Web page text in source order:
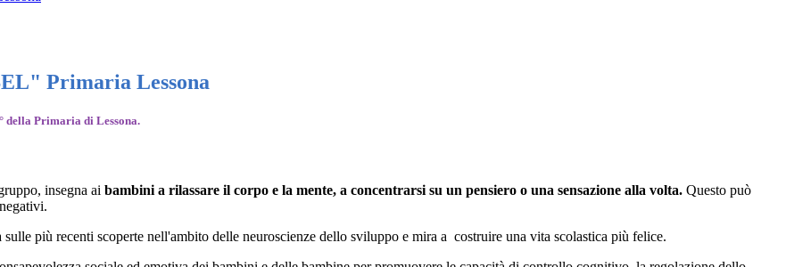
Primaria Lessona
della Primaria di Lessona.
insegna ai bambini a rilassare il corpo e la mente, a concentrarsi su un pensiero o una sensazione alla volta. Questo può
più recenti scoperte nell'ambito delle neuroscienze dello sviluppo e mira a costruire una vita scolastica più felice.